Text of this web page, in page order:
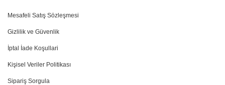
Mesafeli Satış Sözleşmesi
Gizlilik ve Güvenlik
İptal İade Koşullari
Kişisel Veriler Politikası
Sipariş Sorgula